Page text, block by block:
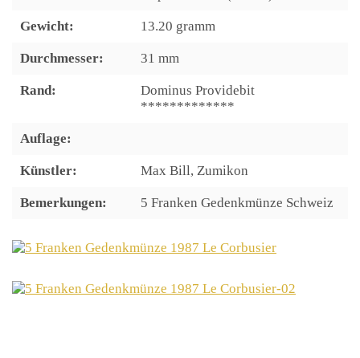
Gewicht: 13.20 gramm
Durchmesser: 31 mm
Rand:
Dominus Providebit
*************
Auflage:
Künstler: Max Bill, Zumikon
Bemerkungen: 5 Franken Gedenkmünze Schweiz